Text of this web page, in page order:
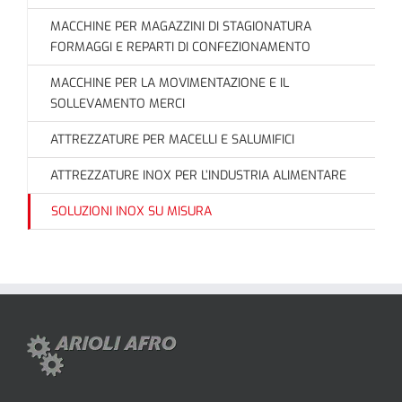
MACCHINE PER MAGAZZINI DI STAGIONATURA
FORMAGGI E REPARTI DI CONFEZIONAMENTO
MACCHINE PER LA MOVIMENTAZIONE E IL
SOLLEVAMENTO MERCI
ATTREZZATURE PER MACELLI E SALUMIFICI
ATTREZZATURE INOX PER L’INDUSTRIA ALIMENTARE
SOLUZIONI INOX SU MISURA